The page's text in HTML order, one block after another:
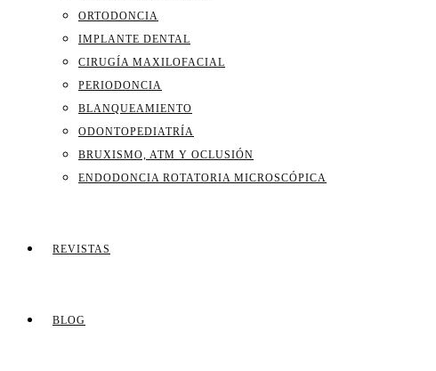
ORTODONCIA
IMPLANTE DENTAL
CIRUGÍA MAXILOFACIAL
PERIODONCIA
BLANQUEAMIENTO
ODONTOPEDIATRÍA
BRUXISMO, ATM Y OCLUSIÓN
ENDODONCIA ROTATORIA MICROSCÓPICA
REVISTAS
BLOG